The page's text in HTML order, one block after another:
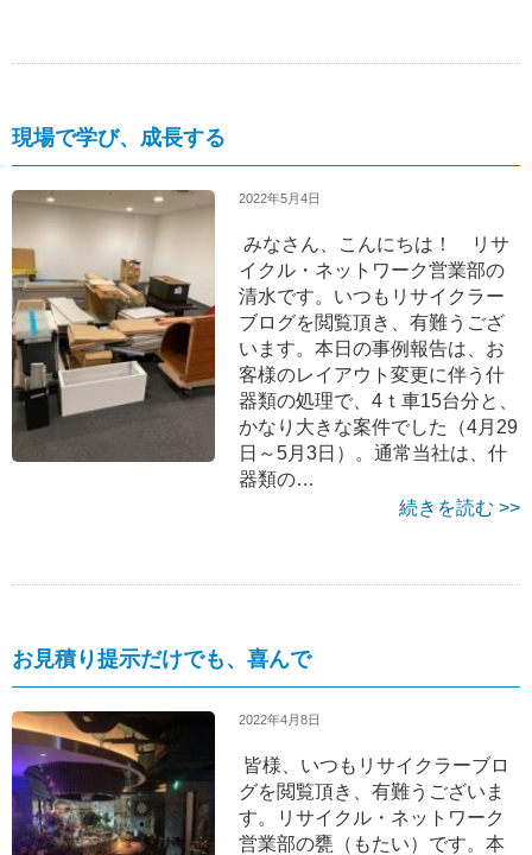
現場で学び、成長する
2022年5月4日
みなさん、こんにちは！ リサ
イクル・ネットワーク営業部の
清水です。いつもリサイクラー
ブログを閲覧頂き、有難うござ
います。本日の事例報告は、お
客様のレイアウト変更に伴う什
器類の処理で、4ｔ車15台分と、
かなり大きな案件でした（4月29
日～5月3日）。通常当社は、什
器類の…
続きを読む >>
お見積り提示だけでも、喜んで
2022年4月8日
皆様、いつもリサイクラーブロ
グを閲覧頂き、有難うございま
す。リサイクル・ネットワーク
営業部の甕（もたい）です。本